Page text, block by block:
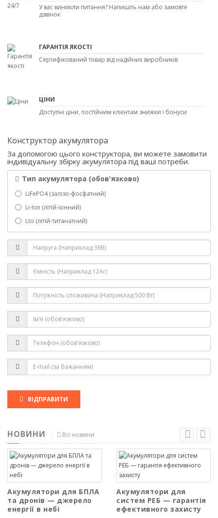
У вас виникли питання? Напишіть нам або замовте
дзвінок
ГАРАНТІЯ ЯКОСТІ
Сертифікований товар від надійних виробників
ЦІНИ
Доступні ціни, постійним клієнтам знижки і бонуси
Конструктор акумулятора
За допомогою цього конструктора, ви можете замовити
індивідуальну збірку акумулятора під ваші потреби.
Тип акумулятора (обов'язково)
LiFePO4 (залізо-фосфатний)
Li-Ion (літій-іонний)
Lto (літій-титанатний)
ВІДПРАВИТИ
НОВИНИ Всі новини
Акумулятори для БПЛА
та дронів — джерело
енергії в небі
Акумулятори для
систем РЕБ — гарантія
ефективного захисту